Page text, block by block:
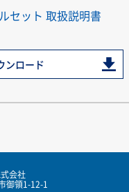
セット 取扱説明書
ンロード
式会社
御領1-12-1